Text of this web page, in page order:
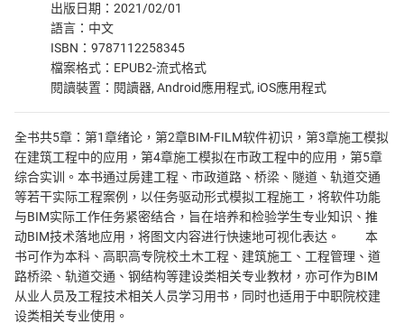
出版日期：2021/02/01
語言：中文
ISBN：9787112258345
檔案格式：EPUB2-流式格式
閱讀裝置：閱讀器, Android應用程式, iOS應用程式
全书共5章：第1章绪论，第2章BIM-FILM软件初识，第3章施工模拟
在建筑工程中的应用，第4章施工模拟在市政工程中的应用，第5章
综合实训。本书通过房建工程、市政道路、桥梁、隧道、轨道交通
等若干实际工程案例，以任务驱动形式模拟工程施工，将软件功能
与BIM实际工作任务紧密结合，旨在培养和检验学生专业知识、推
动BIM技术落地应用，将图文内容进行快速地可视化表达。 本
书可作为本科、高职高专院校土木工程、建筑施工、工程管理、道
路桥梁、轨道交通、钢结构等建设类相关专业教材，亦可作为BIM
从业人员及工程技术相关人员学习用书，同时也适用于中职院校建
设类相关专业使用。